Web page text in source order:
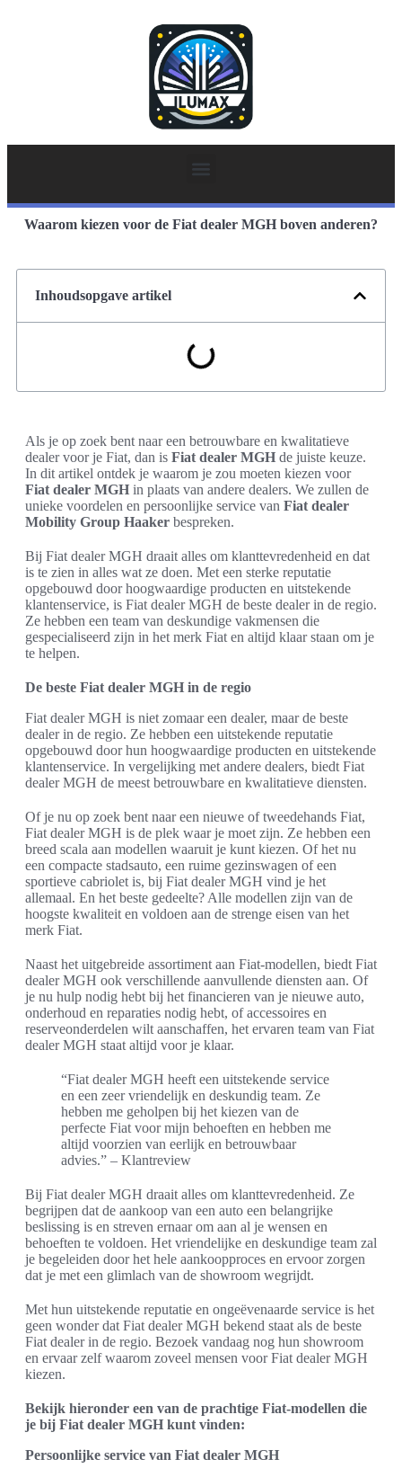
Waarom kiezen voor de Fiat dealer MGH boven anderen?
Inhoudsopgave artikel
Als je op zoek bent naar een betrouwbare en kwalitatieve
dealer voor je Fiat, dan is Fiat dealer MGH de juiste keuze.
In dit artikel ontdek je waarom je zou moeten kiezen voor
Fiat dealer MGH in plaats van andere dealers. We zullen de
unieke voordelen en persoonlijke service van Fiat dealer
Mobility Group Haaker bespreken.
Bij Fiat dealer MGH draait alles om klanttevredenheid en dat
is te zien in alles wat ze doen. Met een sterke reputatie
opgebouwd door hoogwaardige producten en uitstekende
klantenservice, is Fiat dealer MGH de beste dealer in de regio.
Ze hebben een team van deskundige vakmensen die
gespecialiseerd zijn in het merk Fiat en altijd klaar staan om je
te helpen.
De beste Fiat dealer MGH in de regio
Fiat dealer MGH is niet zomaar een dealer, maar de beste
dealer in de regio. Ze hebben een uitstekende reputatie
opgebouwd door hun hoogwaardige producten en uitstekende
klantenservice. In vergelijking met andere dealers, biedt Fiat
dealer MGH de meest betrouwbare en kwalitatieve diensten.
Of je nu op zoek bent naar een nieuwe of tweedehands Fiat,
Fiat dealer MGH is de plek waar je moet zijn. Ze hebben een
breed scala aan modellen waaruit je kunt kiezen. Of het nu
een compacte stadsauto, een ruime gezinswagen of een
sportieve cabriolet is, bij Fiat dealer MGH vind je het
allemaal. En het beste gedeelte? Alle modellen zijn van de
hoogste kwaliteit en voldoen aan de strenge eisen van het
merk Fiat.
Naast het uitgebreide assortiment aan Fiat-modellen, biedt Fiat
dealer MGH ook verschillende aanvullende diensten aan. Of
je nu hulp nodig hebt bij het financieren van je nieuwe auto,
onderhoud en reparaties nodig hebt, of accessoires en
reserveonderdelen wilt aanschaffen, het ervaren team van Fiat
dealer MGH staat altijd voor je klaar.
“Fiat dealer MGH heeft een uitstekende service
en een zeer vriendelijk en deskundig team. Ze
hebben me geholpen bij het kiezen van de
perfecte Fiat voor mijn behoeften en hebben me
altijd voorzien van eerlijk en betrouwbaar
advies.” – Klantreview
Bij Fiat dealer MGH draait alles om klanttevredenheid. Ze
begrijpen dat de aankoop van een auto een belangrijke
beslissing is en streven ernaar om aan al je wensen en
behoeften te voldoen. Het vriendelijke en deskundige team zal
je begeleiden door het hele aankoopproces en ervoor zorgen
dat je met een glimlach van de showroom wegrijdt.
Met hun uitstekende reputatie en ongeëvenaarde service is het
geen wonder dat Fiat dealer MGH bekend staat als de beste
Fiat dealer in de regio. Bezoek vandaag nog hun showroom
en ervaar zelf waarom zoveel mensen voor Fiat dealer MGH
kiezen.
Bekijk hieronder een van de prachtige Fiat-modellen die
je bij Fiat dealer MGH kunt vinden:
Persoonlijke service van Fiat dealer MGH